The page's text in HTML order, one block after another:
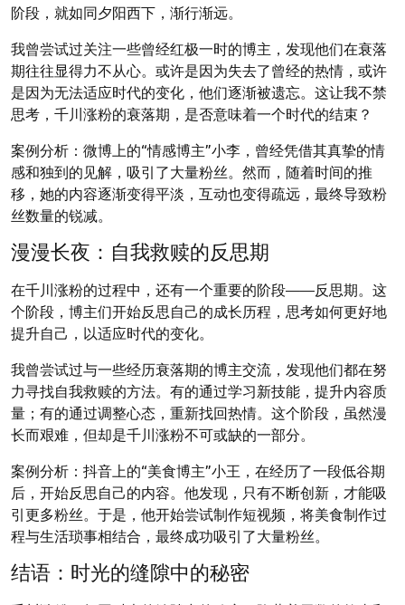
阶段，就如同夕阳西下，渐行渐远。
我曾尝试过关注一些曾经红极一时的博主，发现他们在衰落
期往往显得力不从心。或许是因为失去了曾经的热情，或许
是因为无法适应时代的变化，他们逐渐被遗忘。这让我不禁
思考，千川涨粉的衰落期，是否意味着一个时代的结束？
案例分析：微博上的“情感博主”小李，曾经凭借其真挚的情
感和独到的见解，吸引了大量粉丝。然而，随着时间的推
移，她的内容逐渐变得平淡，互动也变得疏远，最终导致粉
丝数量的锐减。
漫漫长夜：自我救赎的反思期
在千川涨粉的过程中，还有一个重要的阶段——反思期。这
个阶段，博主们开始反思自己的成长历程，思考如何更好地
提升自己，以适应时代的变化。
我曾尝试过与一些经历衰落期的博主交流，发现他们都在努
力寻找自我救赎的方法。有的通过学习新技能，提升内容质
量；有的通过调整心态，重新找回热情。这个阶段，虽然漫
长而艰难，但却是千川涨粉不可或缺的一部分。
案例分析：抖音上的“美食博主”小王，在经历了一段低谷期
后，开始反思自己的内容。他发现，只有不断创新，才能吸
引更多粉丝。于是，他开始尝试制作短视频，将美食制作过
程与生活琐事相结合，最终成功吸引了大量粉丝。
结语：时光的缝隙中的秘密